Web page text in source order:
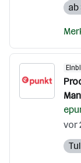
vor